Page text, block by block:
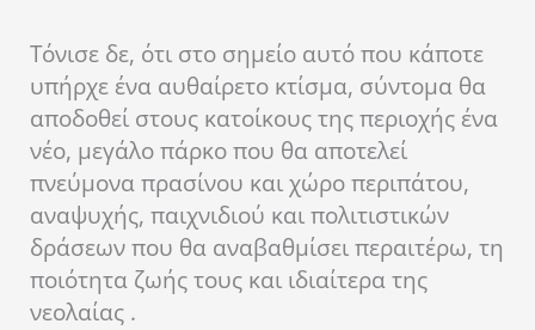
Τόνισε δε, ότι στο σημείο αυτό που κάποτε
υπήρχε ένα αυθαίρετο κτίσμα, σύντομα θα
αποδοθεί στους κατοίκους της περιοχής ένα
νέο, μεγάλο πάρκο που θα αποτελεί
πνεύμονα πρασίνου και χώρο περιπάτου,
αναψυχής, παιχνιδιού και πολιτιστικών
δράσεων που θα αναβαθμίσει περαιτέρω, τη
ποιότητα ζωής τους και ιδιαίτερα της
νεολαίας .